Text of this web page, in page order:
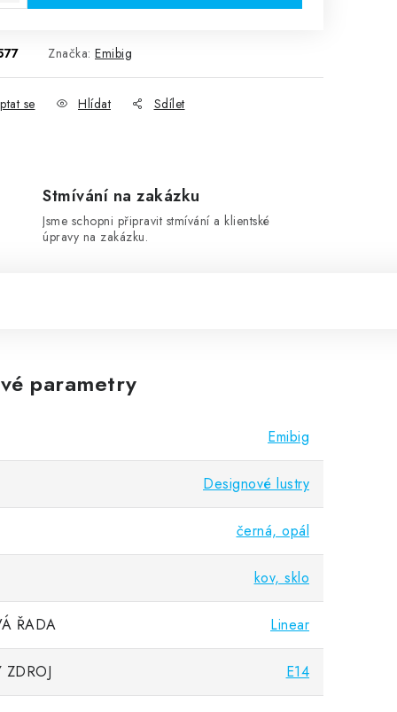
Značka: Emibig
se Hlídat Sdílet
Stmívání na zakázku
Jsme schopni připravit stmívání a klientské
úpravy na zakázku.
parametry
Emibig
Designové lustry
černá, opál
kov, sklo
ŘADA Linear
ZDROJ E14